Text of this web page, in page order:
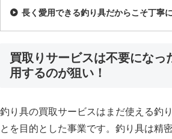
長く愛用できる釣り具だからこそ丁寧
買取りサービスは不要になっ
用するのが狙い！
釣り具の買取サービスはまだ使える釣
とを目的とした事業です。釣り具は精